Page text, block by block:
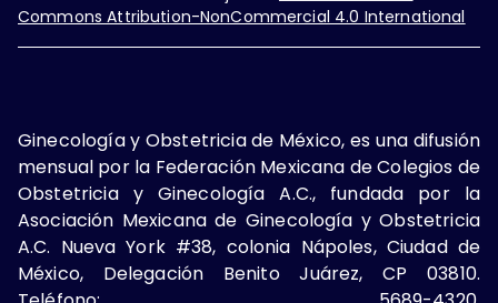
Commons Attribution-NonCommercial 4.0 International
Ginecología y Obstetricia de México, es una difusión
mensual por la Federación Mexicana de Colegios de
Obstetricia y Ginecología A.C., fundada por la
Asociación Mexicana de Ginecología y Obstetricia
A.C. Nueva York #38, colonia Nápoles, Ciudad de
México, Delegación Benito Juárez, CP 03810.